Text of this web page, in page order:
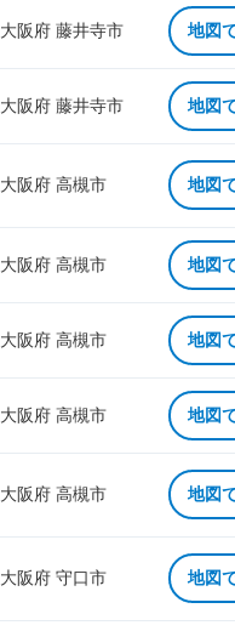
大阪府 藤井寺市 地図
大阪府 藤井寺市 地図
大阪府 高槻市 地図
大阪府 高槻市 地図
大阪府 高槻市 地図
大阪府 高槻市 地図
大阪府 高槻市 地図
大阪府 守口市 地図